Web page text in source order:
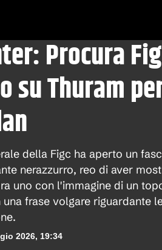
Procura
su Thuram
della Figc ha aperto un
nerazzurro, reo di aver
uno con l'immagine di un
frase volgare riguardante
2026, 19:34